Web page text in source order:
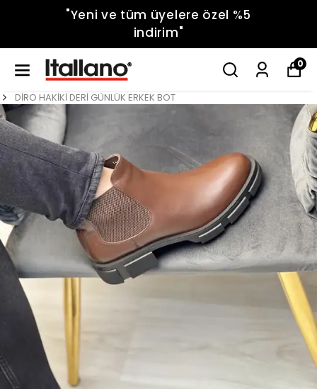
"Yeni ve tüm üyelere özel %5
indirim"
0
DİRO HAKİKİ DERİ GÜNLÜK ERKEK BOT